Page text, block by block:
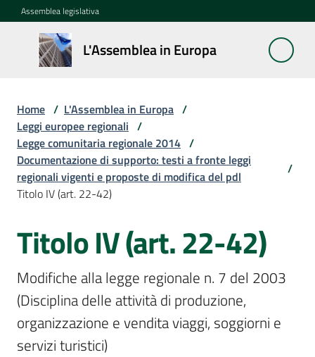
Vai al contenuto
Vai alla navigazione
Vai al footer
Assemblea legislativa
L'Assemblea in Europa
L'Assemblea
in Europa
Cos'è
la
Sessione
europea
Rete
europea
Le
Sessioni
europee
Home / L'Assemblea in Europa /
Leggi europee regionali /
Legge comunitaria regionale 2014 /
Documentazione di supporto: testi a fronte leggi
regionali vigenti e proposte di modifica del pdl
/
Titolo IV (art. 22-42)
Titolo IV (art. 22-42)
Modifiche alla legge regionale n. 7 del 2003
(Disciplina delle attività di produzione,
organizzazione e vendita viaggi, soggiorni e
servizi turistici)